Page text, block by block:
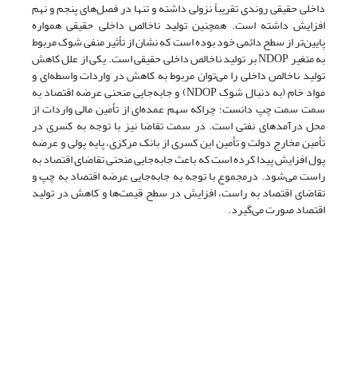
داخلی حقیقی روندی تقریباً نزولی داشته و تنها در فصل‌های پنجم و نهم
افزایش داشته است. همچنین تولید ناخالص داخلی حقیقی همواره
پایین‌تر از سطح دائمی خود بوده است که نشان از تأثیر منفی شوک مربوط
به متغیر NDOP بر تولید ناخالص داخلی حقیقی است. یکی از علل کاهش
تولید ناخالص داخلی را می‌توان مربوط به کاهش در واردات واسطه‌ای و
مواد خام (به دنبال شوک NDOP) و جابه‌جایی منحنی عرضه اقتصاد به
سمت سمت چپ دانست؛ چراکه سهم عمده‌ای از تأمین مالی واردات از
محل درآمدهای نفتی است. در سمت تقاضا نیز با توجه به کسری در
تأمین مخارج دولت و تأمین این کسری از بانک مرکزی، پایه پولی و عرضه
پول افزایش پیدا کرده است که باعث جابه‌جایی منحنی تقاضای اقتصاد به
راست می‌شود. درمجموع با توجه به جابه‌جایی عرضه اقتصاد به چپ و
تقاضای اقتصاد به راست، افزایش در سطح قیمت‌ها و کاهش در تولید
اقتصاد صورت می‌گیرد. ‍